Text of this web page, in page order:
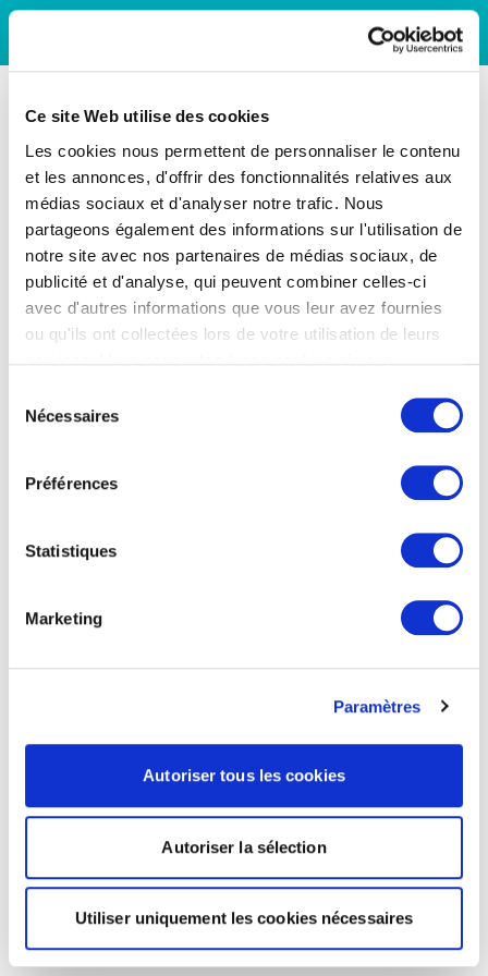
Ce site Web utilise des cookies
Les cookies nous permettent de personnaliser le contenu
et les annonces, d'offrir des fonctionnalités relatives aux
médias sociaux et d'analyser notre trafic. Nous
partageons également des informations sur l'utilisation de
notre site avec nos partenaires de médias sociaux, de
publicité et d'analyse, qui peuvent combiner celles-ci
avec d'autres informations que vous leur avez fournies
ou qu'ils ont collectées lors de votre utilisation de leurs
Nécessaires
Préférences
Statistiques
Marketing
Paramètres
Autoriser tous les cookies
Autoriser la sélection
Utiliser uniquement les cookies nécessaires